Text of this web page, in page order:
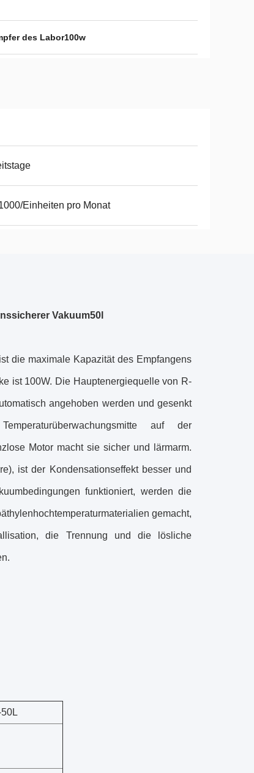
des Labor100w
Einheiten pro Monat
Vakuum50l
die maximale Kapazität des Empfangens
ist 100W. Die Hauptenergiequelle von R-
angehoben werden und gesenkt
auf der
Motor macht sie sicher und lärmarm.
ist der Kondensationseffekt besser und
funktioniert, werden die
gemacht,
die Trennung und die lösliche
50L